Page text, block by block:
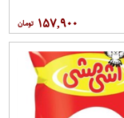
۱۵۷,۹۰۰